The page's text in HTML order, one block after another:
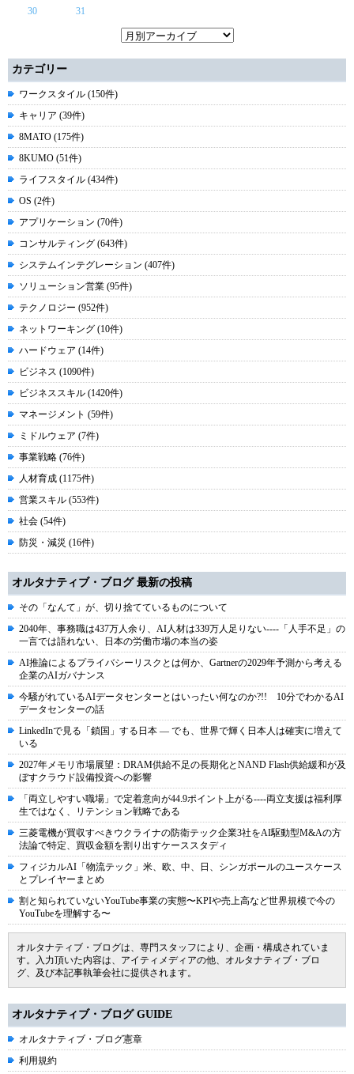
30
31
カテゴリー
ワークスタイル (150件)
キャリア (39件)
8MATO (175件)
8KUMO (51件)
ライフスタイル (434件)
OS (2件)
アプリケーション (70件)
コンサルティング (643件)
システムインテグレーション (407件)
ソリューション営業 (95件)
テクノロジー (952件)
ネットワーキング (10件)
ハードウェア (14件)
ビジネス (1090件)
ビジネススキル (1420件)
マネージメント (59件)
ミドルウェア (7件)
事業戦略 (76件)
人材育成 (1175件)
営業スキル (553件)
社会 (54件)
防災・減災 (16件)
オルタナティブ・ブログ 最新の投稿
その「なんて」が、切り捨てているものについて
2040年、事務職は437万人余り、AI人材は339万人足りない----「人手不足」の
一言では語れない、日本の労働市場の本当の姿
AI推論によるプライバシーリスクとは何か、Gartnerの2029年予測から考える
企業のAIガバナンス
今騒がれているAIデータセンターとはいったい何なのか?!! 10分でわかるAI
データセンターの話
LinkedInで見る「鎖国」する日本 ― でも、世界で輝く日本人は確実に増えて
いる
2027年メモリ市場展望：DRAM供給不足の長期化とNAND Flash供給緩和が及
ぼすクラウド設備投資への影響
「両立しやすい職場」で定着意向が44.9ポイント上がる----両立支援は福利厚
生ではなく、リテンション戦略である
三菱電機が買収すべきウクライナの防衛テック企業3社をAI駆動型M&Aの方
法論で特定、買収金額を割り出すケーススタディ
フィジカルAI「物流テック」米、欧、中、日、シンガポールのユースケース
とプレイヤーまとめ
割と知られていないYouTube事業の実態〜KPIや売上高など世界規模で今の
YouTubeを理解する〜
オルタナティブ・ブログは、専門スタッフにより、企画・構成されていま
す。入力頂いた内容は、アイティメディアの他、オルタナティブ・ブロ
グ、及び本記事執筆会社に提供されます。
オルタナティブ・ブログ GUIDE
オルタナティブ・ブログ憲章
利用規約